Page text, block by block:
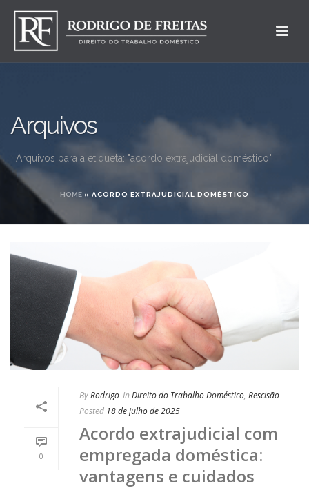
Arquivos
Arquivos para a etiqueta: "acordo extrajudicial doméstico"
HOME » ACORDO EXTRAJUDICIAL DOMÉSTICO
0
ByRodrigo In Direito do Trabalho Doméstico, Rescisão
Posted 18 de julho de 2025
Acordo extrajudicial com
empregada doméstica:
vantagens e cuidados